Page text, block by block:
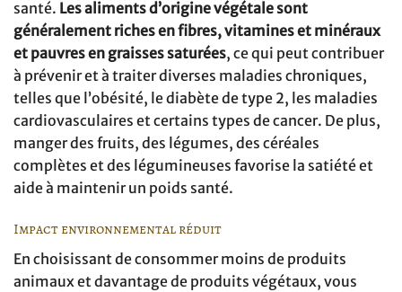
santé. Les aliments d’origine végétale sont
généralement riches en fibres, vitamines et minéraux
et pauvres en graisses saturées, ce qui peut contribuer
à prévenir et à traiter diverses maladies chroniques,
telles que l’obésité, le diabète de type 2, les maladies
cardiovasculaires et certains types de cancer. De plus,
manger des fruits, des légumes, des céréales
complètes et des légumineuses favorise la satiété et
aide à maintenir un poids santé.
Impact environnemental réduit
En choisissant de consommer moins de produits
animaux et davantage de produits végétaux, vous